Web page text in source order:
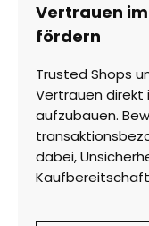
Vertrauen
fördern
Trusted Shops
Vertrauen direkt
aufzubauen.
dabei,